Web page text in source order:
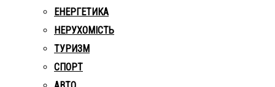
ЕНЕРГЕТИКА
НЕРУХОМІСТЬ
ТУРИЗМ
СПОРТ